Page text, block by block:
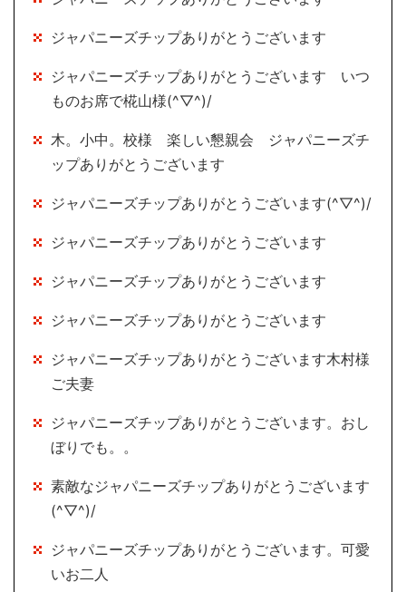
ジャパニーズチップありがとうございます
ジャパニーズチップありがとうございます いつ
ものお席で椛山様(^▽^)/
木。小中。校様 楽しい懇親会 ジャパニーズチ
ップありがとうございます
ジャパニーズチップありがとうございます(^▽^)/
ジャパニーズチップありがとうございます
ジャパニーズチップありがとうございます
ジャパニーズチップありがとうございます
ジャパニーズチップありがとうございます木村様
ご夫妻
ジャパニーズチップありがとうございます。おし
ぼりでも。。
素敵なジャパニーズチップありがとうございます
(^▽^)/
ジャパニーズチップありがとうございます。可愛
いお二人